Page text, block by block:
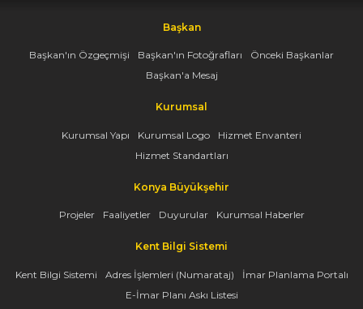
Başkan
Başkan'ın Özgeçmişi Başkan'ın Fotoğrafları
Önceki Başkanlar
Başkan'a Mesaj
Kurumsal
Kurumsal Yapı Kurumsal Logo
Hizmet Envanteri
Hizmet Standartları
Konya Büyükşehir
Projeler Faaliyetler Duyurular Kurumsal Haberler
Kent Bilgi Sistemi
Kent Bilgi Sistemi Adres İşlemleri (Numarataj)
İmar Planlama Portalı
E-İmar Planı Askı Listesi